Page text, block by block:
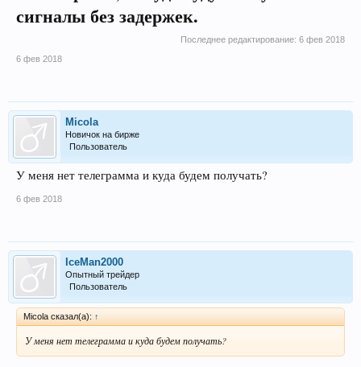
сигналы без задержек.
Последнее редактирование: 6 фев 2018
6 фев 2018
Micola
Новичок на бирже
Пользователь
У меня нет телеграмма и куда будем получать?
6 фев 2018
IceMan2000
Опытный трейдер
Пользователь
Micola сказал(а): ↑
У меня нет телеграмма и куда будем получать?